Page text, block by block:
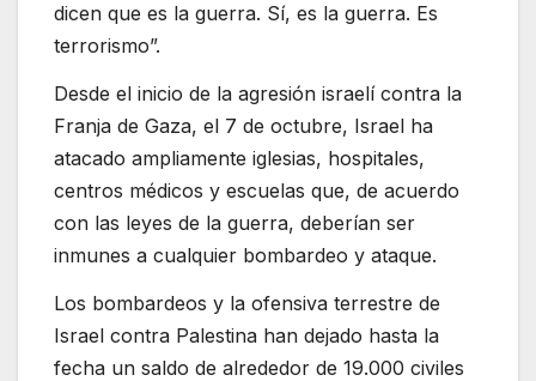
dicen que es la guerra. Sí, es la guerra. Es
terrorismo”.
Desde el inicio de la agresión israelí contra la
Franja de Gaza, el 7 de octubre, Israel ha
atacado ampliamente iglesias, hospitales,
centros médicos y escuelas que, de acuerdo
con las leyes de la guerra, deberían ser
inmunes a cualquier bombardeo y ataque.
Los bombardeos y la ofensiva terrestre de
Israel contra Palestina han dejado hasta la
fecha un saldo de alrededor de 19.000 civiles